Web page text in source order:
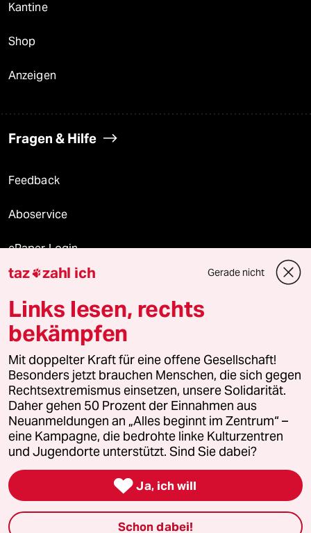
Kantine
Shop
Anzeigen
Fragen & Hilfe
Feedback
Aboservice
ePaper Login
Downloads für Abonnierende
© 2026 taz Verlags und Vertriebs GmbH
Alle Rechte vorbehalten. Bei rechtlichen Fragen oder für Genehmigungen
wenden Sie sich bitte an
lizenzen@taz.de
Feedback Redaktionsstatut Kommune-Richtlinien
Leitlinie Informant Datenschutz Impressum AGB
Seitenwende Einwilligungen widerrufen (Ads)
taz zahl ich Gerade nicht
Links lesen, rechts
bekämpfen
Mit doppelter Kraft für eine offene Gesellschaft!
Besonders jetzt brauchen Menschen, die sich gegen
Rechtsextremismus einsetzen, unsere Solidarität.
Daher gehen 50 Prozent der Einnahmen aus
Neuanmeldungen an „Alles beginnt im Zentrum“ –
eine Kampagne, die bedrohte linke Kulturzentren
und Jugendorte unterstützt. Sind Sie dabei?
 Ja, ich will
Schon dabei!